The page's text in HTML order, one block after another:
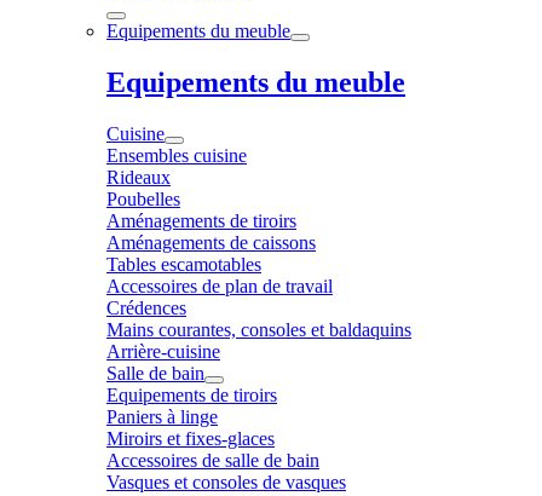
Equipements du meuble
Equipements du meuble
Cuisine
Ensembles cuisine
Rideaux
Poubelles
Aménagements de tiroirs
Aménagements de caissons
Tables escamotables
Accessoires de plan de travail
Crédences
Mains courantes, consoles et baldaquins
Arrière-cuisine
Salle de bain
Equipements de tiroirs
Paniers à linge
Miroirs et fixes-glaces
Accessoires de salle de bain
Vasques et consoles de vasques